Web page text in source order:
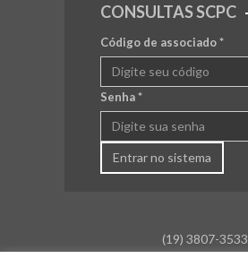
CONSULTAS SCPC
Código de associado*
Senha*
Entrar no sistema
(19) 3807-3533